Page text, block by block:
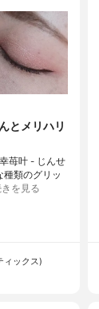
とメリハリ
苺叶 - じんせ
類のグリッ
を見る
ィックス)